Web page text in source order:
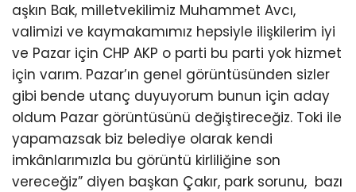
aşkın Bak, milletvekilimiz Muhammet Avcı,
valimizi ve kaymakamımız hepsiyle ilişkilerim iyi
ve Pazar için CHP AKP o parti bu parti yok hizmet
için varım. Pazar’ın genel görüntüsünden sizler
gibi bende utanç duyuyorum bunun için aday
oldum Pazar görüntüsünü değiştireceğiz. Toki ile
yapamazsak biz belediye olarak kendi
imkânlarımızla bu görüntü kirliliğine son
vereceğiz” diyen başkan Çakır, park sorunu, bazı